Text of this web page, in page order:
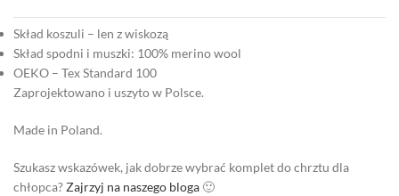
Skład koszuli – len z wiskozą
Skład spodni i muszki: 100% merino wool
OEKO – Tex Standard 100
Zaprojektowano i uszyto w Polsce.
Made in Poland.
Szukasz wskazówek, jak dobrze wybrać komplet do chrztu dla
chłopca?Zajrzyj na naszego bloga 🙂